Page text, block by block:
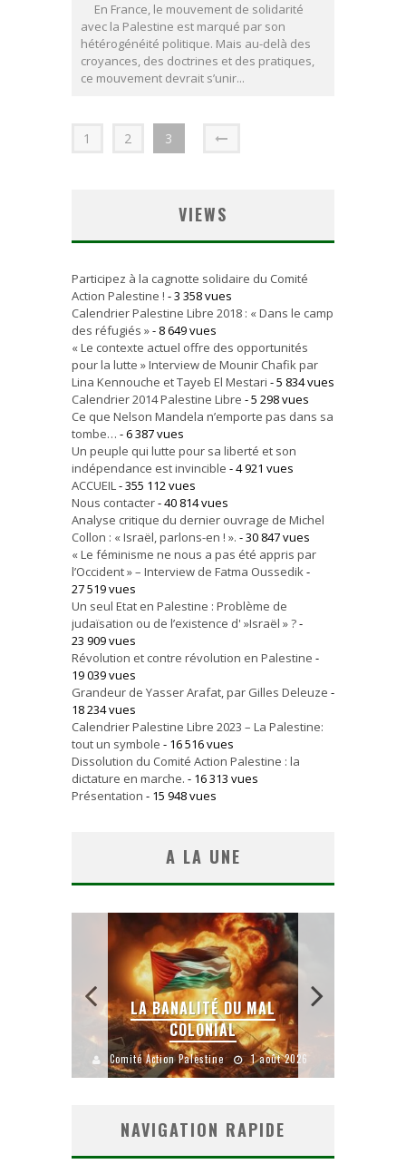
En France, le mouvement de solidarité
avec la Palestine est marqué par son
hétérogénéité politique. Mais au-delà des
croyances, des doctrines et des pratiques,
ce mouvement devrait s’unir...
1 2 3
VIEWS
Participez à la cagnotte solidaire du Comité
Action Palestine ! - 3 358 vues
Calendrier Palestine Libre 2018 : « Dans le camp
des réfugiés »- 8 649 vues
« Le contexte actuel offre des opportunités
pour la lutte » Interview de Mounir Chafik par
Lina Kennouche et Tayeb El Mestari - 5 834 vues
Calendrier 2014 Palestine Libre - 5 298 vues
Ce que Nelson Mandela n’emporte pas dans sa
tombe… - 6 387 vues
Un peuple qui lutte pour sa liberté et son
indépendance est invincible - 4 921 vues
ACCUEIL- 355 112 vues
Nous contacter- 40 814 vues
Analyse critique du dernier ouvrage de Michel
Collon : « Israël, parlons-en ! ». - 30 847 vues
« Le féminisme ne nous a pas été appris par
l’Occident » – Interview de Fatma Oussedik-
27 519 vues
Un seul Etat en Palestine : Problème de
judaïsation ou de l’existence d' »Israël » ?-
23 909 vues
Révolution et contre révolution en Palestine -
19 039 vues
Grandeur de Yasser Arafat, par Gilles Deleuze -
18 234 vues
Calendrier Palestine Libre 2023 – La Palestine:
tout un symbole - 16 516 vues
Dissolution du Comité Action Palestine : la
dictature en marche. - 16 313 vues
Présentation - 15 948 vues
A LA UNE
LA BANALITÉ DU MAL
COLONIAL
Comité Action Palestine 1 août 2026
NAVIGATION RAPIDE